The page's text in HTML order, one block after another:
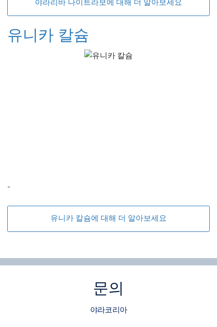
야라리바 나이트라보에 대해 더 알아보세요
유니카 칼슘
-
유니카 칼슘에 대해 더 알아보세요
문의
야라코리아